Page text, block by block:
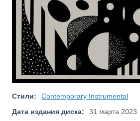
Стили:
Contemporary Instrumental
Дата издания диска:
31 марта 2023